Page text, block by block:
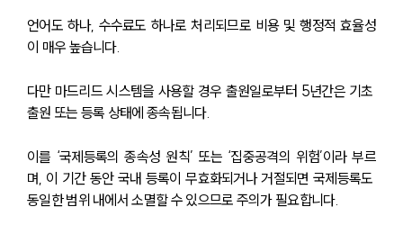
언어도 하나, 수수료도 하나로 처리되므로 비용 및 행정적 효율성
이 매우 높습니다.
다만 마드리드 시스템을 사용할 경우 출원일로부터 5년간은 기초
출원 또는 등록 상태에 종속됩니다.
이를 ‘국제등록의 종속성 원칙’ 또는 ‘집중공격의 위험’이라 부르
며, 이 기간 동안 국내 등록이 무효화되거나 거절되면 국제등록도
동일한 범위 내에서 소멸할 수 있으므로 주의가 필요합니다.